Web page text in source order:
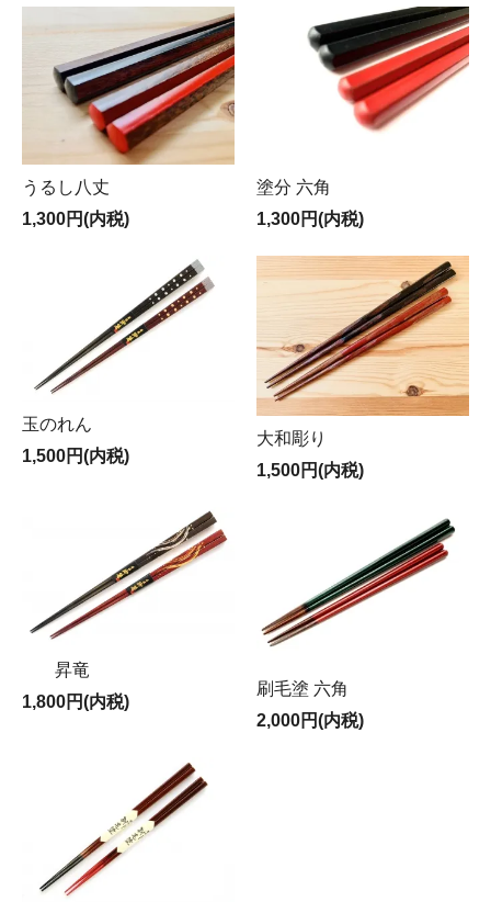
うるし八丈
1,300円(内税)
塗分 六角
1,300円(内税)
玉のれん
1,500円(内税)
大和彫り
1,500円(内税)
昇竜
1,800円(内税)
刷毛塗 六角
2,000円(内税)